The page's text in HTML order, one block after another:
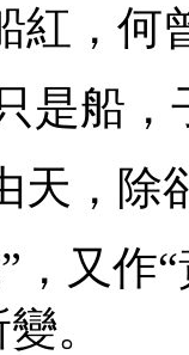
，何
船，
，除
又作“
。